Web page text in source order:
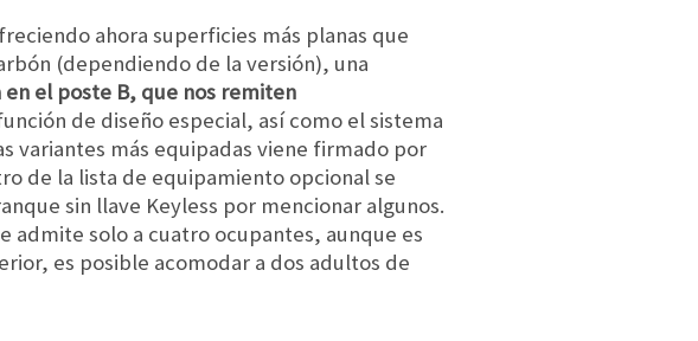
ahora superficies más planas que
(dependiendo de la versión), una
el poste B, que nos remiten
de diseño especial, así como el sistema
variantes más equipadas viene firmado por
de la lista de equipamiento opcional se
sin llave Keyless por mencionar algunos.
admite solo a cuatro ocupantes, aunque es
es posible acomodar a dos adultos de